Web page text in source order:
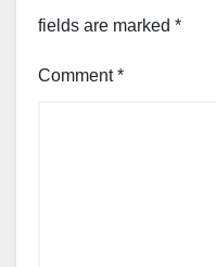
fields are marked *
Comment*